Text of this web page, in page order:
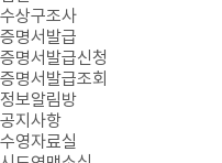
수상구조사
증명서발급
증명서발급신청
증명서발급조회
정보알림방
공지사항
수영자료실